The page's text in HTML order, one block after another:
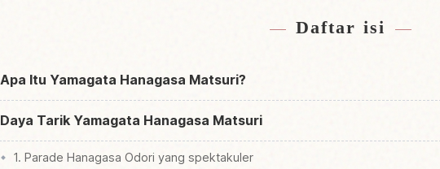
Daftar isi
Apa Itu Yamagata Hanagasa Matsuri?
Daya Tarik Yamagata Hanagasa Matsuri
1. Parade Hanagasa Odori yang spektakuler